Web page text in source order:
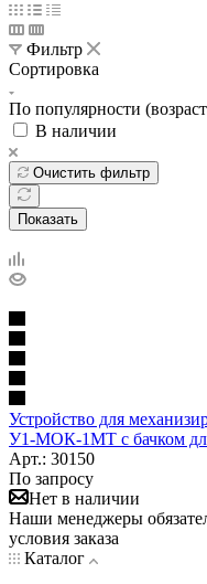
Фильтр
Сортировка
По популярности
В наличии
Очистить фильтр
Показать
Устройство для
У1-МОК-1МТ с бачком
Арт.: 30150
По запросу
Нет в наличии
Наши менеджеры
условия заказа
Каталог